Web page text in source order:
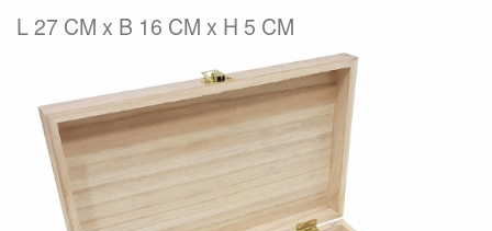
L 27 CM x B 16 CM x H 5 CM